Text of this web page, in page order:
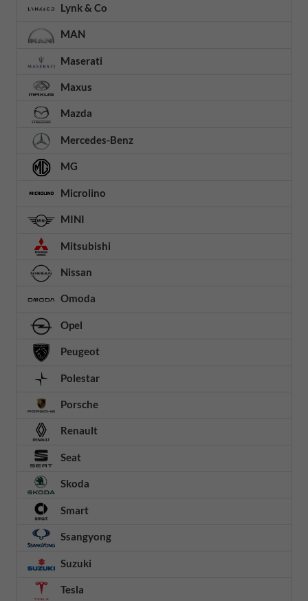
Lynk & Co
MAN
Maserati
Maxus
Mazda
Mercedes-Benz
MG
Microlino
MINI
Mitsubishi
Nissan
Omoda
Opel
Peugeot
Polestar
Porsche
Renault
Seat
Skoda
Smart
Ssangyong
Suzuki
Tesla